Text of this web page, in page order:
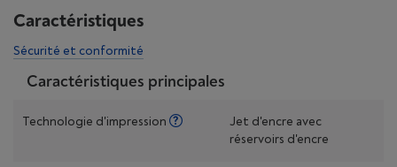
Caractéristiques
Sécurité et conformité
Caractéristiques principales
Technologie d'impression
Jet d'encre avec
réservoirs d'encre